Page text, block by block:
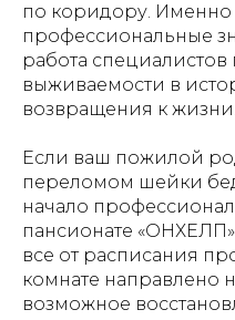
по коридору. Именно
профессиональные
работа
выживаемости в
возвращения к жизни.
Если ваш пожилой
переломом шейки
начало
пансионате
все от расписания
комнате направлено
возможное